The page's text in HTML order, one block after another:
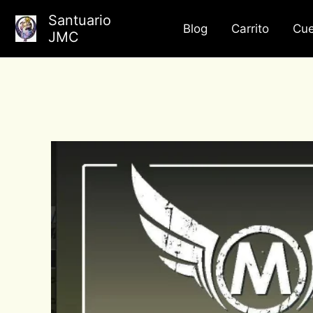
Santuario
JMC
Blog Carrito